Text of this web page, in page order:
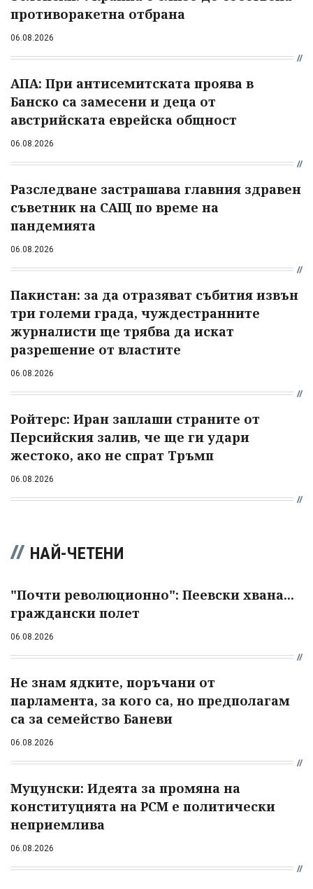
противоракетна отбрана
06.08.2026
АПА: При антисемитската проява в
Банско са замесени и деца от
австрийската еврейска общност
06.08.2026
Разследване застрашава главния здравен
съветник на САЩ по време на
пандемията
06.08.2026
Пакистан: за да отразяват събития извън
три големи града, чуждестранните
журналисти ще трябва да искат
разрешение от властите
06.08.2026
Ройтерс: Иран заплаши страните от
Персийския залив, че ще ги удари
жестоко, ако не спрат Тръмп
06.08.2026
НАЙ-ЧЕТЕНИ
"Почти революционно": Пеевски хвана...
граждански полет
06.08.2026
Не знам ядките, поръчани от
парламента, за кого са, но предполагам
са за семейство Баневи
06.08.2026
Муцунски: Идеята за промяна на
конституцията на РСМ е политически
неприемлива
06.08.2026